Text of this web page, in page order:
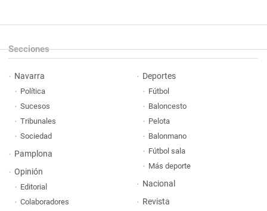
Secciones
Navarra
Política
Sucesos
Tribunales
Sociedad
Pamplona
Opinión
Editorial
Colaboradores
Deportes
Fútbol
Baloncesto
Pelota
Balonmano
Fútbol sala
Más deporte
Nacional
Revista